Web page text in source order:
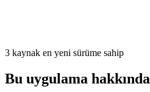
3 kaynak en yeni sürüme sahip
Bu uygulama hakkında